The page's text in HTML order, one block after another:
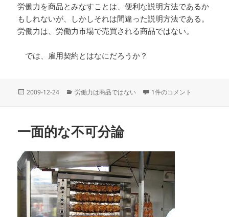
労働力を商品とみなすことは、便利な説明方法であるか
もしれないが、しかしそれは間違った説明方法である。
労働力は、労働力市場で売買される商品ではない。
では、雇用契約とはなにだろうか？
投
2009-12-24
カ
ー
労働力は商品ではない 労働力は商品ではない への
1件のコメント
一面的な不可分論